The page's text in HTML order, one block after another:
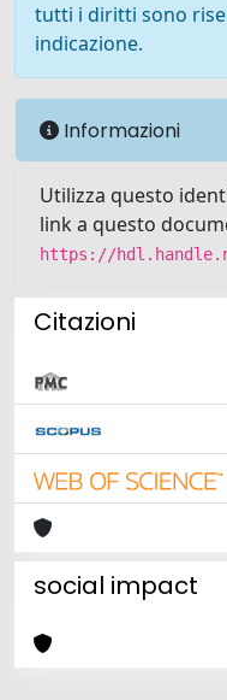
tutti i diritti sono
indicazione.
Informazioni
Utilizza questo
link a questo
https://
Citazioni
social impact